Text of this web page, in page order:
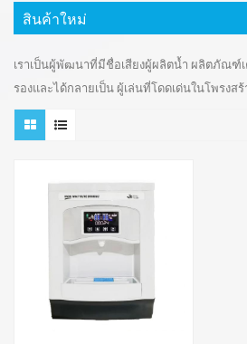
สินค้าใหม่
เราเป็นผู้พัฒนาที่มีชื่อเสียงผู้ผลิตน้ำ ผลิตภัณฑ์เ
รองและได้กลายเป็น ผู้เล่นที่โดดเด่นในโพรงส